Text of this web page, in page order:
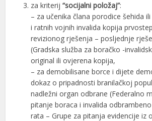
za kriterij“socijalni položaj”:
– za učenika člana porodice šehida
i ratnih vojnih invalida kopija
revizionog rješenja – posljednje
(Gradska služba za boračko -
original ili ovjerena kopija,
– za demobilisane borce i dijete
dokaz o pripadnosti branilačkoj
nadležni organ odbrane (Federalno
pitanje boraca i invalida
rata – Grupe za pitanja evidencije iz